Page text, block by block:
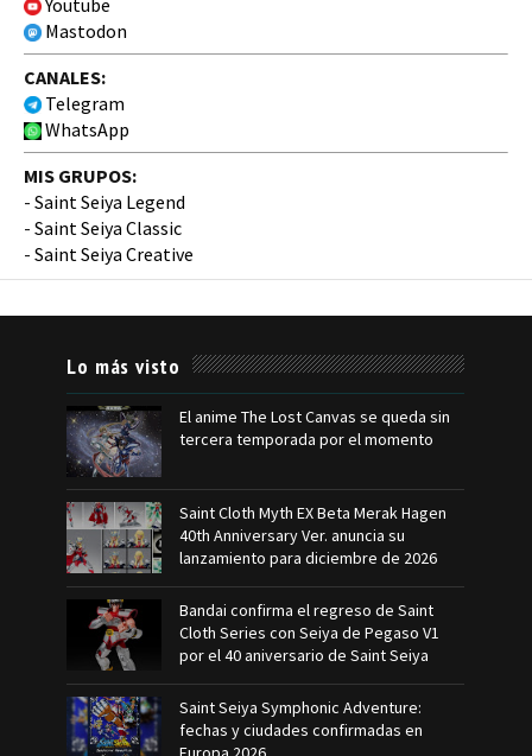
Mastodon
CANALES:
Telegram
WhatsApp
MIS GRUPOS:
- Saint Seiya Legend
- Saint Seiya Classic
- Saint Seiya Creative
Lo más visto
El anime The Lost Canvas se queda sin
tercera temporada por el momento
Saint Cloth Myth EX Beta Merak Hagen
40th Anniversary Ver. anuncia su
lanzamiento para diciembre de 2026
Bandai confirma el regreso de Saint
Cloth Series con Seiya de Pegaso V1
por el 40 aniversario de Saint Seiya
Saint Seiya Symphonic Adventure:
fechas y ciudades confirmadas en